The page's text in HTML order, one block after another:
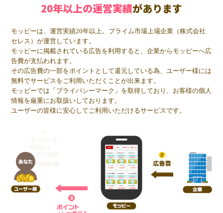
20年以上の運営実績があります
モッピーは、運営実績20年以上。プライム市場上場企業（株式会社
セレス）が運営しています。
モッピーに掲載されている広告を利用すると、企業からモッピーへ広
告費が支払われます。
その広告費の一部をポイントとして還元している為、ユーザー様には
無料でサービスをご利用いただくことが出来ます。
モッピーでは「プライバシーマーク」を取得しており、お客様の個人
情報を厳重にお取扱いしております。
ユーザーの皆様に安心してご利用いただけるサービスです。